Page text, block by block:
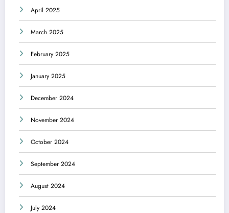
April 2025
March 2025
February 2025
January 2025
December 2024
November 2024
October 2024
September 2024
August 2024
July 2024